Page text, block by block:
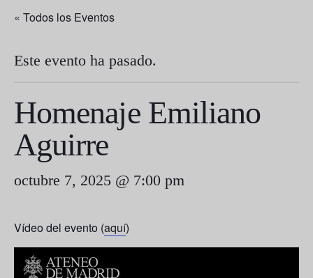
« Todos los Eventos
Este evento ha pasado.
Homenaje Emiliano
Aguirre
octubre 7, 2025 @ 7:00 pm
Vídeo del evento (aquí)